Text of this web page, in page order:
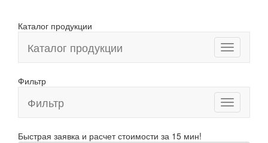
Каталог продукции
Каталог продукции
Фильтр
Toggle
navigation
Фильтр
Быстрая заявка и расчет стоимости за 15 мин!